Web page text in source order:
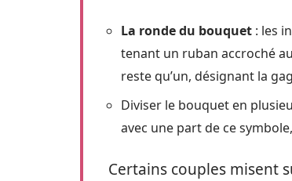
La ronde du bouquet : les
tenant un ruban accroché
reste qu’un, désignant la
Diviser le bouquet en
avec une part de ce
Certains couples misent